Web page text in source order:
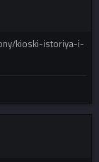
kioski-istoriya-i-